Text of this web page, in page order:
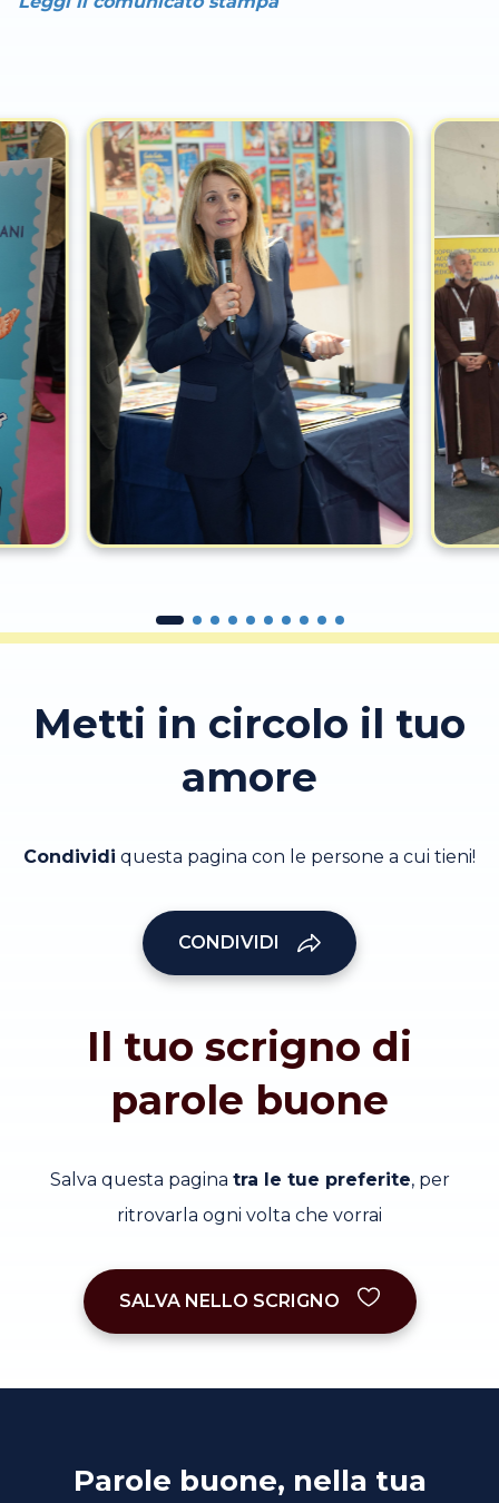
Metti in circolo il tuo
amore
Condividi questa pagina con le persone a cui tieni!
CONDIVIDI
Il tuo scrigno di
parole buone
Salva questa pagina tra le tue preferite, per
ritrovarla ogni volta che vorrai
SALVA NELLO SCRIGNO
Parole buone, nella tua